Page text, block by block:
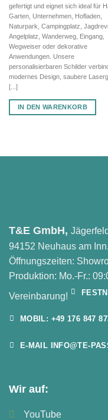
gefertigt und eignet sich ideal für
Garten, Unternehmen, Hofladen,
Naturpark, Campingplatz,
Angelplatz, Wanderweg, Eingang,
Wegweiser oder dekorative
Anwendungen. Unsere
personalisierbaren Schilder
modernes Design, saubere
[...]
IN DEN WARENKORB
T&E GmbH,
94152 Neuhaus am
Öffnungszeiten:
Produktion: Mo.-Fr.:
Vereinbarung!
MOBIL: +49 176 847
E-MAIL INFO@TE-
Wir auf:
YouTube